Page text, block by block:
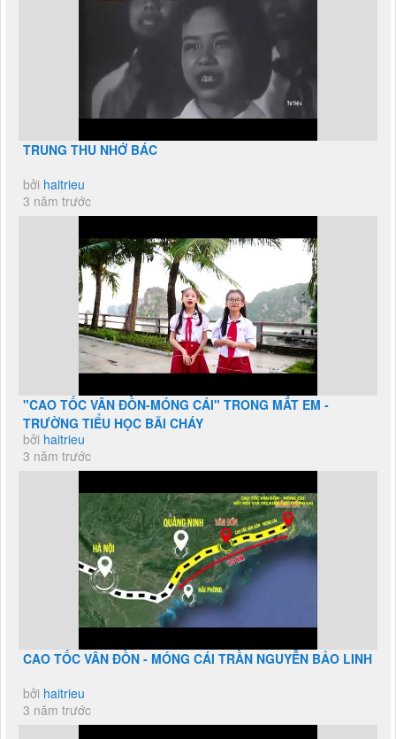
TRUNG THU NHỚ BÁC
bởi haitrieu
3 năm trước
"CAO TỐC VÂN ĐỒN-MÓNG CÁI" TRONG MẮT EM -
TRƯỜNG TIỂU HỌC BÃI CHÁY
bởi haitrieu
3 năm trước
CAO TỐC VÂN ĐỒN - MÓNG CÁI TRẦN NGUYỄN BẢO LINH
bởi haitrieu
3 năm trước